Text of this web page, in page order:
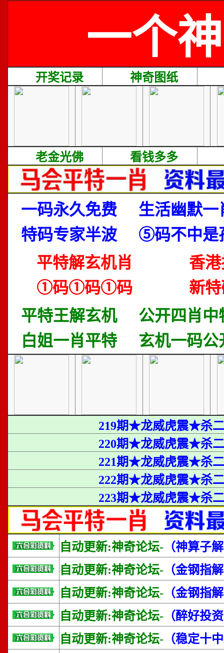
一个
开奖记录 神奇图纸
老金光佛 看钱多多
一码永久免费
生活幽默一
特码专家半波
⑤码不中是
平特解玄机肖
香
①码①码①码
新
平特王解玄机
公开四肖中
白姐一肖平特
玄机一码公
219期★龙威虎震★杀
220期★龙威虎震★杀
221期★龙威虎震★杀
222期★龙威虎震★杀
223期★龙威虎震★杀
自动更新:神奇论坛- （神算子
自动更新:神奇论坛- （金钢指
自动更新:神奇论坛- （金钢指
自动更新:神奇论坛- （醉好投
自动更新:神奇论坛- （稳定十